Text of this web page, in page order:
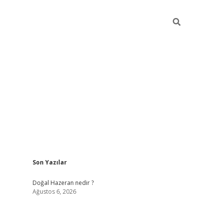
Sidebar
Son Yazılar
Doğal Hazeran nedir ?
Ağustos 6, 2026